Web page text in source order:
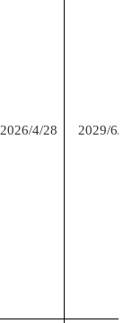
2026/4/28 2029/6/